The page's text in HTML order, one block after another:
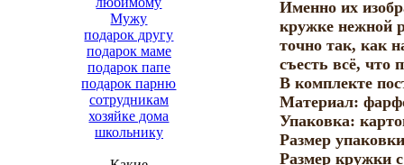
Мужу
подарок другу
подарок маме
подарок папе
подарок парню
сотрудникам
хозяйке дома
школьнику
Именно их
кружке нежной
точно так, как
съесть всё, что
В комплекте
Материал:
Упаковка:
Размер
Размер кружки